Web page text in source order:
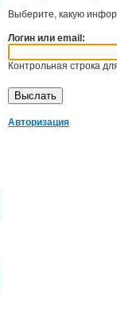
Выберите, какую
Логин или email:
Контрольная строка
Авторизация